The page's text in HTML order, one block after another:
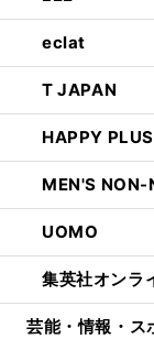
eclat
T JAPAN
HAPPY
MEN'S NON-
UOMO
集英社オンラ
芸能・情報・ス